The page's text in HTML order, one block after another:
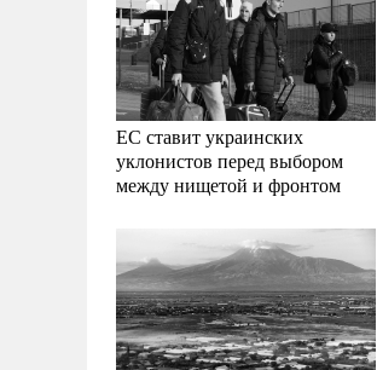
ЕС ставит украинских
уклонистов перед выбором
между нищетой и фронтом